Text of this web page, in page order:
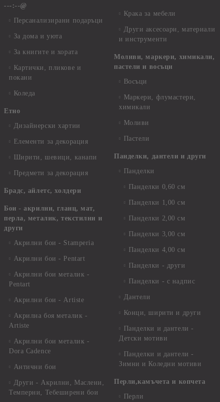
---:--@
Персанализирани подаръци
За дома и уюта
За книгите и хората
Картички, пликове и
покани
Коледа
Етно
Дизайнерски хартии
Елементи за декорация
Ширити, шевици, канапи
Предмети за декорация
Брадс, айлетс, холдери
Бои - акрилни, гланц, мат,
перла, металик, текстилни и
други
Акрилни бои - Stamperia
Акрилни бои - Pentart
Акрилни бои металик -
Pentart
Акрилни бои - Artiste
Акрилна боя металик -
Artiste
Акрилни бои металик -
Dora Cadence
Антични бои
Други - Акрилни, Маслени,
Темперни, Тебеширени бои
Крака за мебели
Други аксесоари, материали
и инструменти
Моливи, маркери, химикали,
пастели и восъци
Восъци
Маркери, флумастери,
химикали
Моливи
Пастели
Панделки, дантели и други
Панделки
Панделки 0,60 см
Панделки 1,00 см
Панделки 2,00 см
Панделки 3,00 см
Панделки 4,00 см
Панделки - други
Панделки - с надпис
Дантели
Конци, ширити и други
Панделки и дантели -
Детски мотиви
Панделки и дантели -
Зимни и Коледни мотиви
Перли,камъчета и копчета
Перли